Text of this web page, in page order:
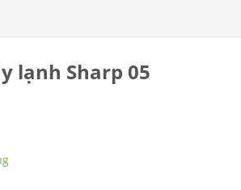
lạnh Sharp 05